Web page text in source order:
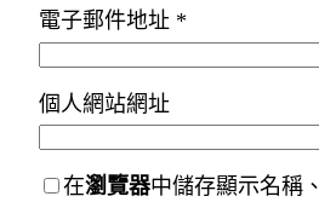
電子郵件地址 *
個人網站網址
在瀏覽器中儲存顯示名稱